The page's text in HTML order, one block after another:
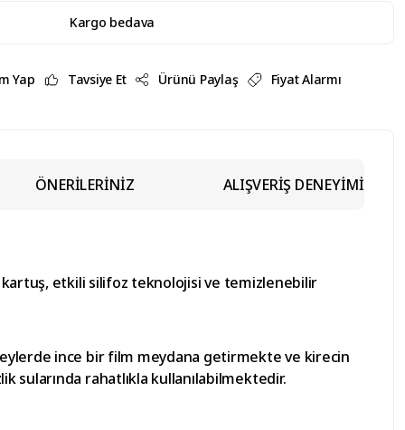
Kargo bedava
Yap Tavsiye Et Ürünü Paylaş Fiyat Alarmı
ÖNERİLERİNİZ ALIŞVERİŞ DENEYİMİ
kartuş, etkili silifoz teknolojisi ve temizlenebilir
ince bir film meydana getirmekte ve kirecin
rahatlıkla kullanılabilmektedir.